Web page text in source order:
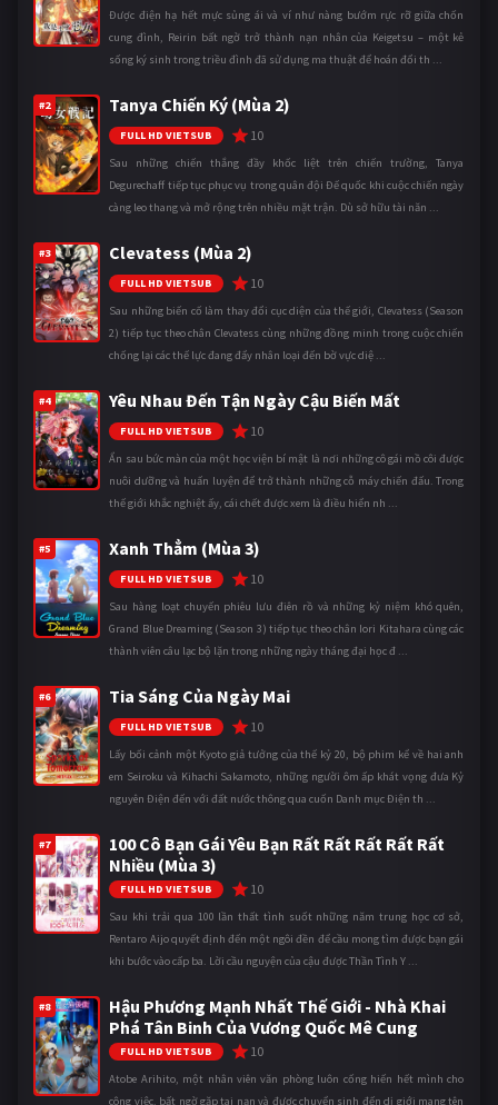
Được điện hạ hết mực sủng ái và ví như nàng bướm rực rỡ giữa chốn
cung đình, Reirin bất ngờ trở thành nạn nhân của Keigetsu – một kẻ
sống ký sinh trong triều đình đã sử dụng ma thuật để hoán đổi th ...
#2 Tanya Chiến Ký (Mùa 2)
FULL HD VIETSUB 10
Sau những chiến thắng đầy khốc liệt trên chiến trường, Tanya
Degurechaff tiếp tục phục vụ trong quân đội Đế quốc khi cuộc chiến ngày
càng leo thang và mở rộng trên nhiều mặt trận. Dù sở hữu tài năn ...
#3 Clevatess (Mùa 2)
FULL HD VIETSUB 10
Sau những biến cố làm thay đổi cục diện của thế giới, Clevatess (Season
2) tiếp tục theo chân Clevatess cùng những đồng minh trong cuộc chiến
chống lại các thế lực đang đẩy nhân loại đến bờ vực diệ ...
#4 Yêu Nhau Đến Tận Ngày Cậu Biến Mất
FULL HD VIETSUB 10
Ẩn sau bức màn của một học viện bí mật là nơi những cô gái mồ côi được
nuôi dưỡng và huấn luyện để trở thành những cỗ máy chiến đấu. Trong
thế giới khắc nghiệt ấy, cái chết được xem là điều hiển nh ...
#5 Xanh Thẳm (Mùa 3)
FULL HD VIETSUB 10
Sau hàng loạt chuyến phiêu lưu điên rồ và những kỷ niệm khó quên,
Grand Blue Dreaming (Season 3) tiếp tục theo chân Iori Kitahara cùng các
thành viên câu lạc bộ lặn trong những ngày tháng đại học đ ...
#6 Tia Sáng Của Ngày Mai
FULL HD VIETSUB 10
Lấy bối cảnh một Kyoto giả tưởng của thế kỷ 20, bộ phim kể về hai anh
em Seiroku và Kihachi Sakamoto, những người ôm ấp khát vọng đưa Kỷ
nguyên Điện đến với đất nước thông qua cuốn Danh mục Điện th ...
#7
100 Cô Bạn Gái Yêu Bạn Rất Rất Rất Rất Rất
Nhiều (Mùa 3)
FULL HD VIETSUB 10
Sau khi trải qua 100 lần thất tình suốt những năm trung học cơ sở,
Rentaro Aijo quyết định đến một ngôi đền để cầu mong tìm được bạn gái
khi bước vào cấp ba. Lời cầu nguyện của cậu được Thần Tình Y ...
#8
Hậu Phương Mạnh Nhất Thế Giới - Nhà Khai
Phá Tân Binh Của Vương Quốc Mê Cung
FULL HD VIETSUB 10
Atobe Arihito, một nhân viên văn phòng luôn cống hiến hết mình cho
công việc, bất ngờ gặp tai nạn và được chuyển sinh đến dị giới mang tên